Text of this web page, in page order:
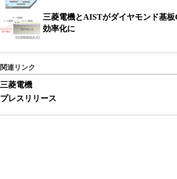
三菱電機とAISTがダイヤモンド基
効率化に
関連リンク
三菱電機
プレスリリース